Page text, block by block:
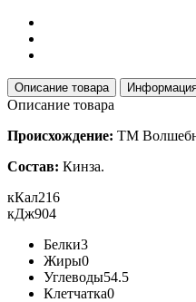
Описание товара
Описание товара
Происхождение: ТМ
Состав: Кинза.
кКал216
кДж904
Белки3
Жиры0
Углеводы54.5
Клетчатка0